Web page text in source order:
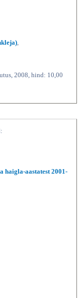
2008, hind: 10,00
haigla-aastatest 2001-